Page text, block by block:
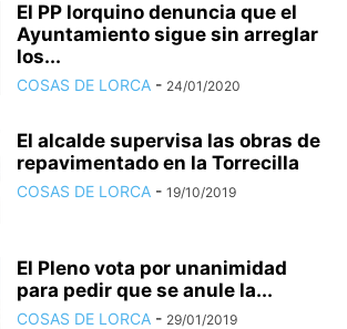
El PP lorquino denuncia que el
Ayuntamiento sigue sin arreglar
los...
COSAS DE LORCA - 24/01/2020
El alcalde supervisa las obras de
repavimentado en la Torrecilla
COSAS DE LORCA - 19/10/2019
El Pleno vota por unanimidad
para pedir que se anule la...
COSAS DE LORCA - 29/01/2019